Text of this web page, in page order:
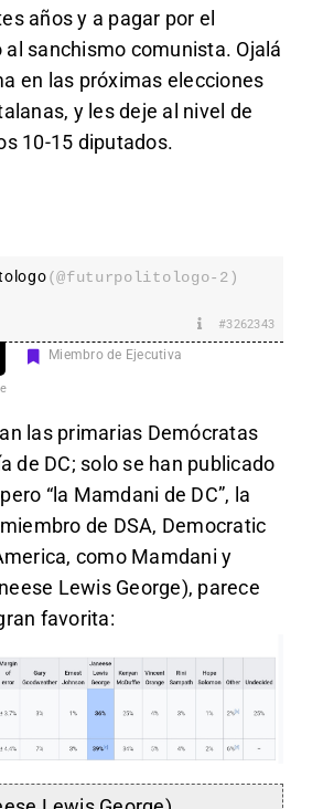
años y a pagar por el
sanchismo comunista. Ojalá
en las próximas elecciones
y les deje al nivel de
10-15 diputados.
(@futurpolitologo-2)
#3262343
Miembro de Ejecutiva
las primarias Demócratas
de DC; solo se han publicado
“la Mamdani de DC”, la
de DSA, Democratic
como Mamdani y
Lewis George), parece
favorita: